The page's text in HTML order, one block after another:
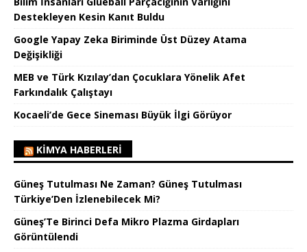
Destekleyen Kesin Kanıt Buldu
Google Yapay Zeka Biriminde Üst Düzey Atama
Değişikliği
MEB ve Türk Kızılay’dan Çocuklara Yönelik Afet
Farkındalık Çalıştayı
Kocaeli’de Gece Sineması Büyük İlgi Görüyor
KIMYA HABERLERI
Güneş Tutulması Ne Zaman? Güneş Tutulması
Türkiye’Den İzlenebilecek Mi?
Güneş’Te Birinci Defa Mikro Plazma Girdapları
Görüntülendi